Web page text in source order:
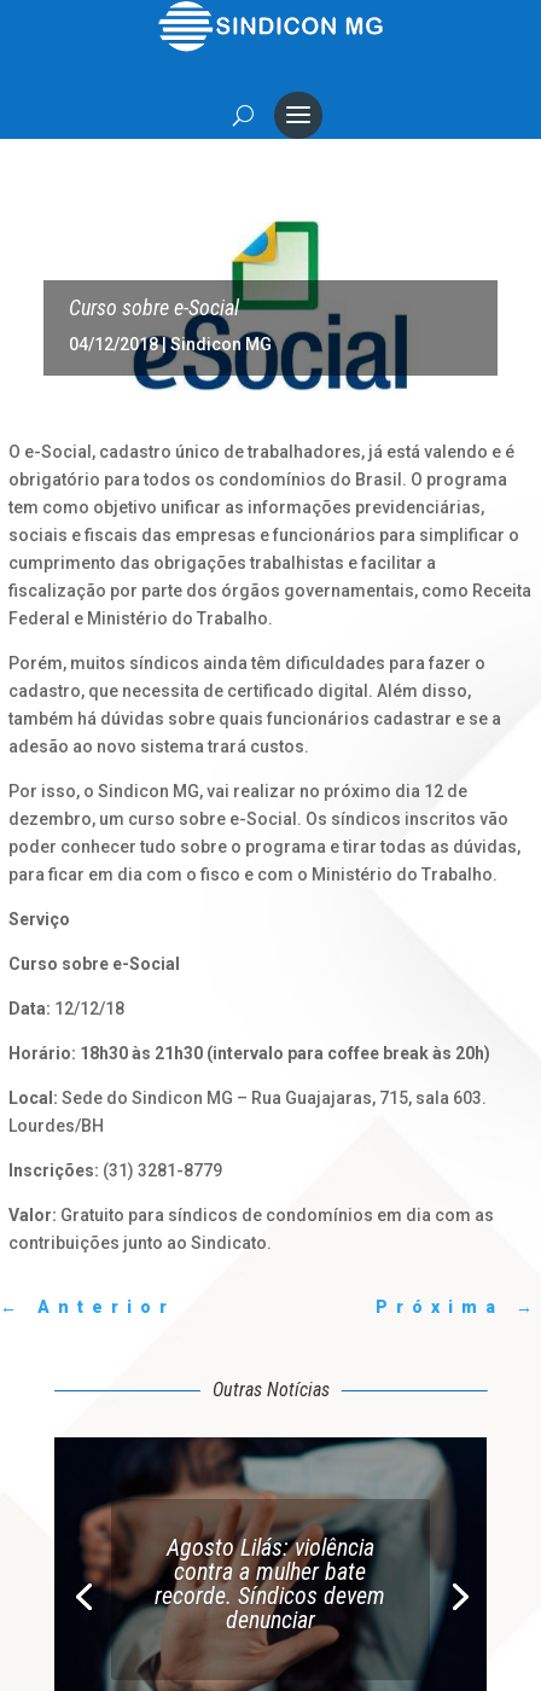
Curso sobre e-Social
04/12/2018|Sindicon MG
O e-Social, cadastro único de trabalhadores, já está valendo e é
obrigatório para todos os condomínios do Brasil. O programa
tem como objetivo unificar as informações previdenciárias,
sociais e fiscais das empresas e funcionários para simplificar o
cumprimento das obrigações trabalhistas e facilitar a
fiscalização por parte dos órgãos governamentais, como Receita
Federal e Ministério do Trabalho.
Porém, muitos síndicos ainda têm dificuldades para fazer o
cadastro, que necessita de certificado digital. Além disso,
também há dúvidas sobre quais funcionários cadastrar e se a
adesão ao novo sistema trará custos.
Por isso, o Sindicon MG, vai realizar no próximo dia 12 de
dezembro, um curso sobre e-Social. Os síndicos inscritos vão
poder conhecer tudo sobre o programa e tirar todas as dúvidas,
para ficar em dia com o fisco e com o Ministério do Trabalho.
Serviço
Curso sobre e-Social
Data: 12/12/18
Horário: 18h30 às 21h30 (intervalo para coffee break às 20h)
Local: Sede do Sindicon MG – Rua Guajajaras, 715, sala 603.
Lourdes/BH
Inscrições: (31) 3281-8779
Valor: Gratuito para síndicos de condomínios em dia com as
contribuições junto ao Sindicato.
← Anterior Próxima →
Outras Notícias
Agosto Lilás: violência
contra a mulher bate
recorde. Síndicos devem
denunciar